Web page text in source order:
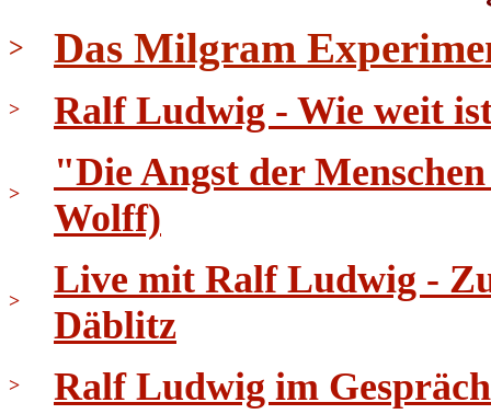
> Das Milgram
> Ralf Ludwig - Wie weit
>
"Die Angst der
Wolff)
>
Live mit Ralf Ludwig -
Däblitz
> Ralf Ludwig im